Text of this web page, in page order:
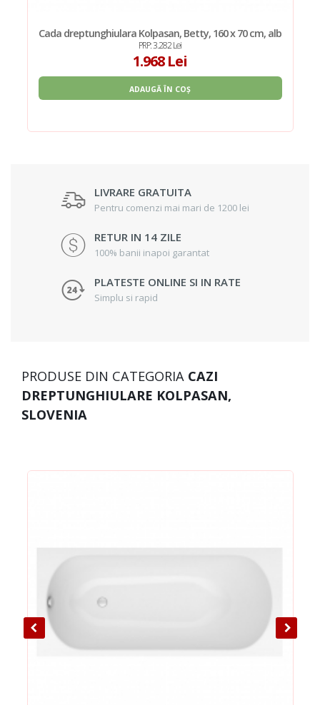
Cada dreptunghiulara Kolpasan, Betty, 160 x 70 cm, alb
PRP: 3.282 Lei
1.968 Lei
ADAUGĂ ÎN COȘ
LIVRARE GRATUITA
Pentru comenzi mai mari de 1200 lei
RETUR IN 14 ZILE
100% banii inapoi garantat
PLATESTE ONLINE SI IN RATE
Simplu si rapid
PRODUSE DIN CATEGORIA CAZI
DREPTUNGHIULARE KOLPASAN,
SLOVENIA